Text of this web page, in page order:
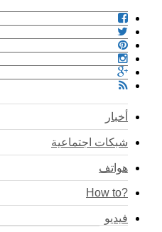
أخبار
شبكات اجتماعية
هواتف
?How to
فيديو